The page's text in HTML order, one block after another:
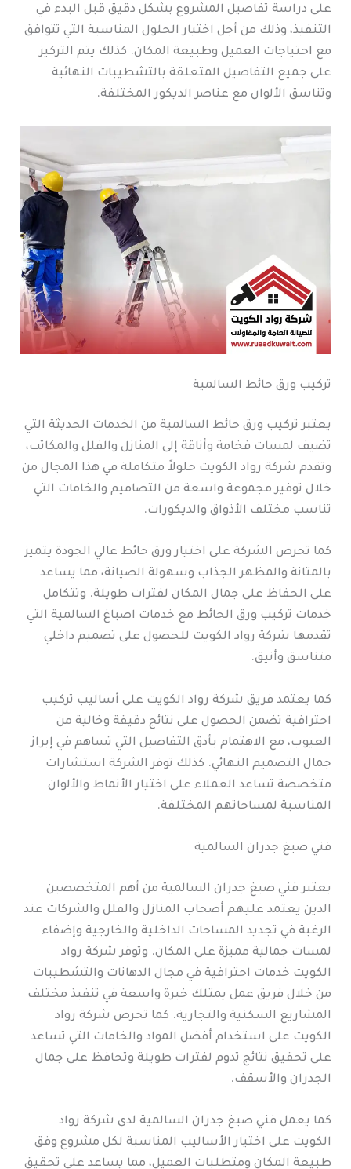
على دراسة تفاصيل المشروع بشكل دقيق قبل البدء في
التنفيذ، وذلك من أجل اختيار الحلول المناسبة التي تتوافق
مع احتياجات العميل وطبيعة المكان. كذلك يتم التركيز
على جميع التفاصيل المتعلقة بالتشطيبات النهائية
وتناسق الألوان مع عناصر الديكور المختلفة.
تركيب ورق حائط السالمية
يعتبر تركيب ورق حائط السالمية من الخدمات الحديثة التي
تضيف لمسات فخامة وأناقة إلى المنازل والفلل والمكاتب،
وتقدم شركة رواد الكويت حلولاً متكاملة في هذا المجال من
خلال توفير مجموعة واسعة من التصاميم والخامات التي
تناسب مختلف الأذواق والديكورات.
كما تحرص الشركة على اختيار ورق حائط عالي الجودة يتميز
بالمتانة والمظهر الجذاب وسهولة الصيانة، مما يساعد
على الحفاظ على جمال المكان لفترات طويلة. وتتكامل
خدمات تركيب ورق الحائط مع خدمات اصباغ السالمية التي
تقدمها شركة رواد الكويت للحصول على تصميم داخلي
متناسق وأنيق.
كما يعتمد فريق شركة رواد الكويت على أساليب تركيب
احترافية تضمن الحصول على نتائج دقيقة وخالية من
العيوب، مع الاهتمام بأدق التفاصيل التي تساهم في إبراز
جمال التصميم النهائي. كذلك توفر الشركة استشارات
متخصصة تساعد العملاء على اختيار الأنماط والألوان
المناسبة لمساحاتهم المختلفة.
فني صبغ جدران السالمية
يعتبر فني صبغ جدران السالمية من أهم المتخصصين
الذين يعتمد عليهم أصحاب المنازل والفلل والشركات عند
الرغبة في تجديد المساحات الداخلية والخارجية وإضفاء
لمسات جمالية مميزة على المكان. وتوفر شركة رواد
الكويت خدمات احترافية في مجال الدهانات والتشطيبات
من خلال فريق عمل يمتلك خبرة واسعة في تنفيذ مختلف
المشاريع السكنية والتجارية. كما تحرص شركة رواد
الكويت على استخدام أفضل المواد والخامات التي تساعد
على تحقيق نتائج تدوم لفترات طويلة وتحافظ على جمال
الجدران والأسقف.
كما يعمل فني صبغ جدران السالمية لدى شركة رواد
الكويت على اختيار الأساليب المناسبة لكل مشروع وفق
طبيعة المكان ومتطلبات العميل، مما يساعد على تحقيق